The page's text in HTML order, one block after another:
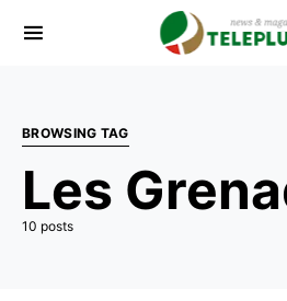
BROWSING TAG
Les
10 posts